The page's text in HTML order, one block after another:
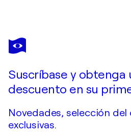
TOMÁS
CASTAÑO
Pide una obra
Suscríbase y obtenga
descuento en su
Novedades, selección
exclusivas.